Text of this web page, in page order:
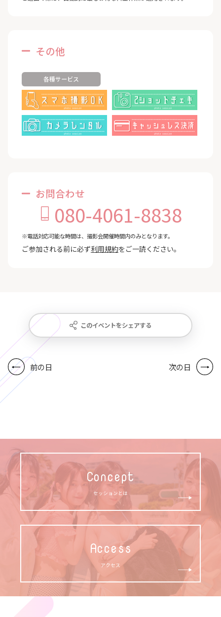
その他
各種サービス
お問合わせ
080-4061-8838
※電話対応可能な時間は、撮影会開催時間内のみとなります。
ご参加される前に必ず利用規約をご一読ください。
このイベントをシェアする
前の日 次の日
Concept
セッションとは
Access
アクセス